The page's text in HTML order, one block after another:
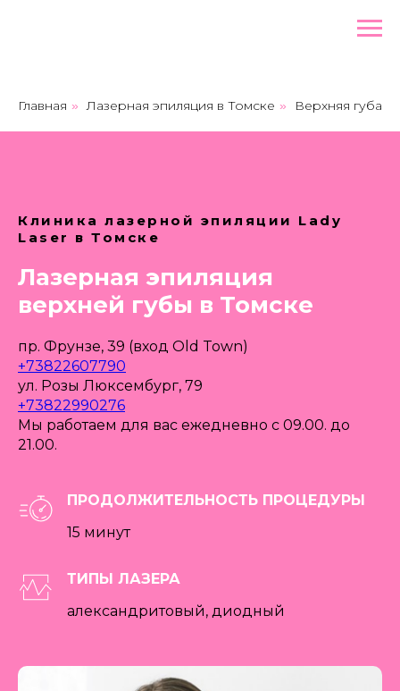
Главная » Лазерная эпиляция в Томске » Верхняя губа
Клиника лазерной эпиляции Lady
Laser в Томске
Лазерная эпиляция
верхней губы в Томске
пр. Фрунзе, 39 (вход Old Town)
+73822607790
ул. Розы Люксембург, 79
+73822990276
Мы работаем для вас ежедневно с 09.00. до
21.00.
ПРОДОЛЖИТЕЛЬНОСТЬ ПРОЦЕДУРЫ
15 минут
ТИПЫ ЛАЗЕРА
александритовый, диодный